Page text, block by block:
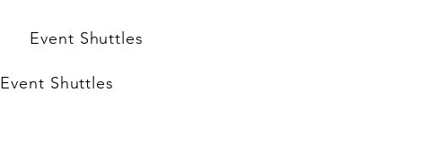
Event Shuttles
Event Shuttles